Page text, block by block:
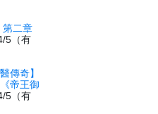
第二章
5（有
傳奇】
帝王御
5（有